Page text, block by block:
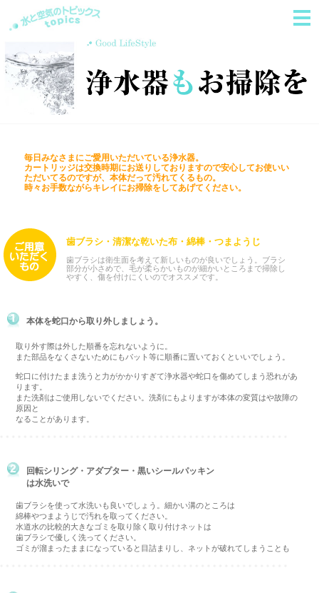
毎日みなさまにご愛用いただいている浄水器。
カートリッジは交換時期にお送りしておりますので安心してお使いい
ただいてるのですが、本体だって汚れてくるもの。
時々お手数ながらキレイにお掃除をしてあげてください。
歯ブラシ・清潔な乾いた布・綿棒・つまようじ
歯ブラシは衛生面を考えて新しいものが良いでしょう。ブラシ
部分が小さめで、毛が柔らかいものが細かいところまで掃除し
やすく、傷を付けにくいのでオススメです。
本体を蛇口から取り外しましょう。
取り外す際は外した順番を忘れないように。
また部品をなくさないためにもパット等に順番に置いておくといいでしょう。
蛇口に付けたまま洗うと力がかかりすぎて浄水器や蛇口を傷めてしまう恐れがあ
ります。
また洗剤はご使用しないでください。洗剤にもよりますが本体の変質はや故障の
原因と
なることがあります。
回転シリング・アダプター・黒いシールパッキン
は水洗いで
歯ブラシを使って水洗いも良いでしょう。細かい溝のところは
綿棒やつまようじで汚れを取ってください。
水道水の比較的大きなゴミを取り除く取り付けネットは
歯ブラシで優しく洗ってください。
ゴミが溜まったままになっていると目詰まりし、ネットが破れてしまうことも